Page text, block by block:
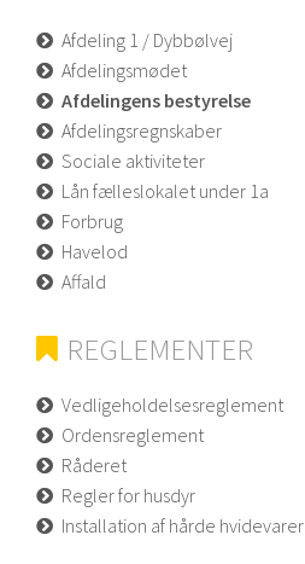
Afdeling 1 / Dybbølvej
Afdelingsmødet
Afdelingens bestyrelse
Afdelingsregnskaber
Sociale aktiviteter
Lån fælleslokalet under 1a
Forbrug
Havelod
Affald
REGLEMENTER
Vedligeholdelsesreglement
Ordensreglement
Råderet
Regler for husdyr
Installation af hårde hvidevarer